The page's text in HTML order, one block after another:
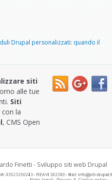
Drupal personalizzati: quando il
siti
alle tue
Siti
la
, CMS Open
Finetti - Sviluppo siti web Drupal